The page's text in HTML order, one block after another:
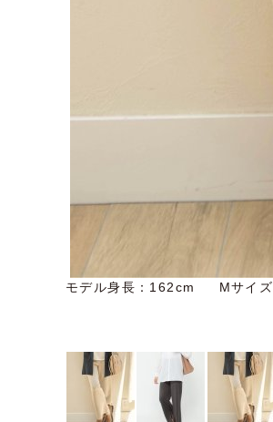
モデル身長：162cm Mサイズ